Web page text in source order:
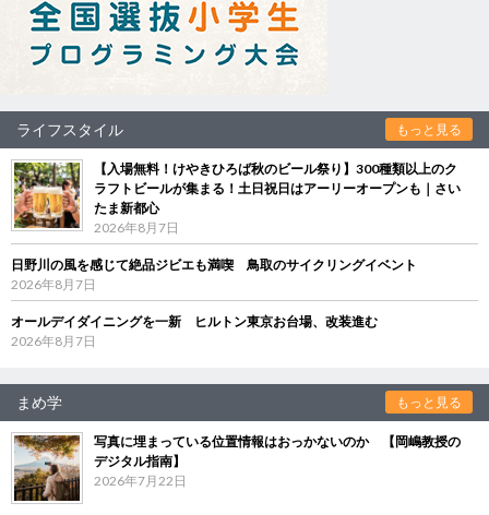
ライフスタイル もっと見る
【入場無料！けやきひろば秋のビール祭り】300種類以上のク
ラフトビールが集まる！土日祝日はアーリーオープンも｜さい
たま新都心
2026年8月7日
日野川の風を感じて絶品ジビエも満喫 鳥取のサイクリングイベント
2026年8月7日
オールデイダイニングを一新 ヒルトン東京お台場、改装進む
2026年8月7日
まめ学 もっと見る
写真に埋まっている位置情報はおっかないのか 【岡嶋教授の
デジタル指南】
2026年7月22日